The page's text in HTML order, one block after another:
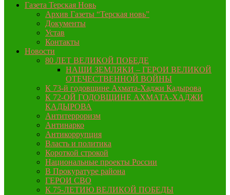
Газета Терская Новь
Архив Газеты “Терская новь”
Документы
Устав
Контакты
Новости
80 ЛЕТ ВЕЛИКОЙ ПОБЕДЕ
НАШИ ЗЕМЛЯКИ – ГЕРОИ ВЕЛИКОЙ
ОТЕЧЕСТВЕННОЙ ВОЙНЫ
К 73-й годовщине Ахмата-Хаджи Кадырова
К 72-ОЙ ГОДОВЩИНЕ АХМАТА-ХАДЖИ
КАДЫРОВА
Антитерроризм
Антинарко
Антикоррупция
Власть и политика
Короткой строкой
Национальные проекты России
В Прокуратуре района
ГЕРОИ СВО
К 75-ЛЕТИЮ ВЕЛИКОЙ ПОБЕДЫ